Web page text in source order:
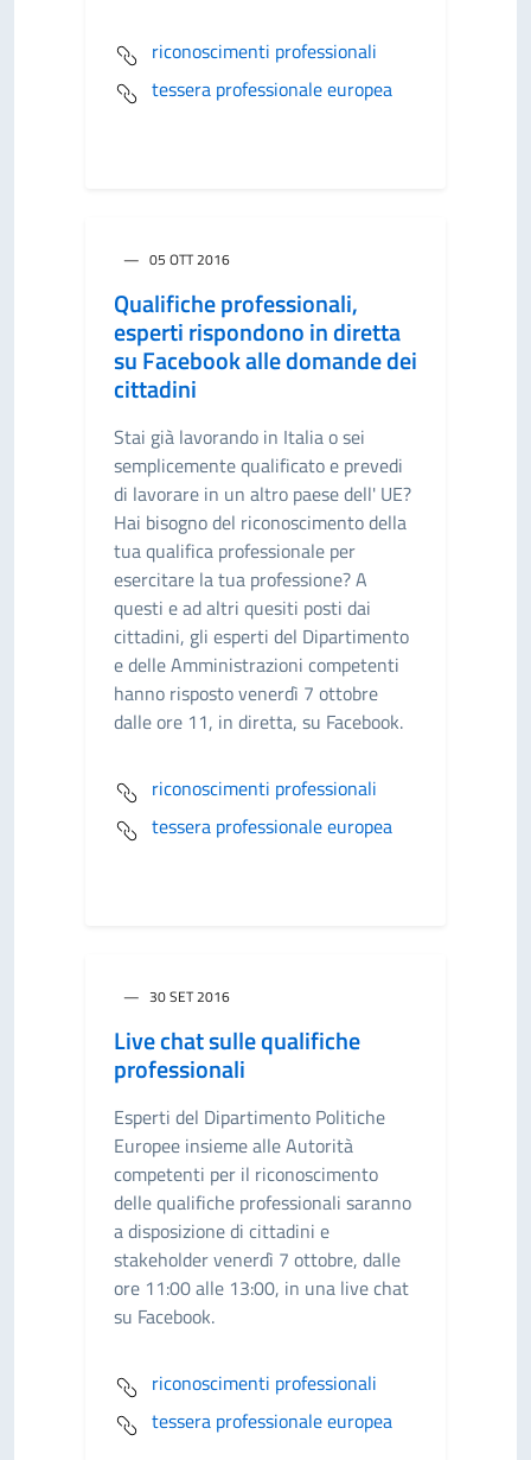
riconoscimenti professionali
tessera professionale europea
05 OTT 2016
Qualifiche professionali,
esperti rispondono in diretta
su Facebook alle domande dei
cittadini
Stai già lavorando in Italia o sei
semplicemente qualificato e prevedi
di lavorare in un altro paese dell' UE?
Hai bisogno del riconoscimento della
tua qualifica professionale per
esercitare la tua professione? A
questi e ad altri quesiti posti dai
cittadini, gli esperti del Dipartimento
e delle Amministrazioni competenti
hanno risposto venerdì 7 ottobre
dalle ore 11, in diretta, su Facebook.
riconoscimenti professionali
tessera professionale europea
30 SET 2016
Live chat sulle qualifiche
professionali
Esperti del Dipartimento Politiche
Europee insieme alle Autorità
competenti per il riconoscimento
delle qualifiche professionali saranno
a disposizione di cittadini e
stakeholder venerdì 7 ottobre, dalle
ore 11:00 alle 13:00, in una live chat
su Facebook.
riconoscimenti professionali
tessera professionale europea